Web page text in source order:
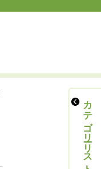
カテゴリーリスト